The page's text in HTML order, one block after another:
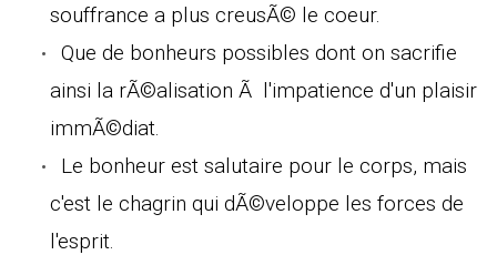
souffrance a plus creusÃ© le coeur.
Que de bonheurs possibles dont on sacrifie
ainsi la rÃ©alisation Ã l'impatience d'un plaisir
immÃ©diat.
Le bonheur est salutaire pour le corps, mais
c'est le chagrin qui dÃ©veloppe les forces de
l'esprit.